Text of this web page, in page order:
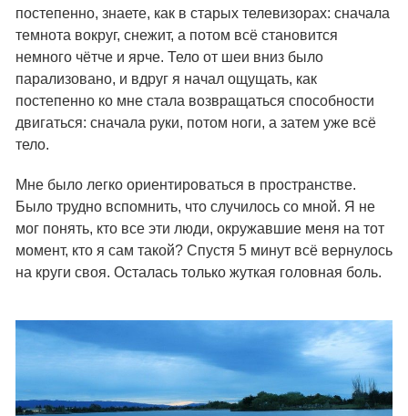
постепенно, знаете, как в старых телевизорах: сначала
темнота вокруг, снежит, а потом всё становится
немного чётче и ярче. Тело от шеи вниз было
парализовано, и вдруг я начал ощущать, как
постепенно ко мне стала возвращаться способности
двигаться: сначала руки, потом ноги, а затем уже всё
тело.
Мне было легко ориентироваться в пространстве.
Было трудно вспомнить, что случилось со мной. Я не
мог понять, кто все эти люди, окружавшие меня на тот
момент, кто я сам такой? Спустя 5 минут всё вернулось
на круги своя. Осталась только жуткая головная боль.